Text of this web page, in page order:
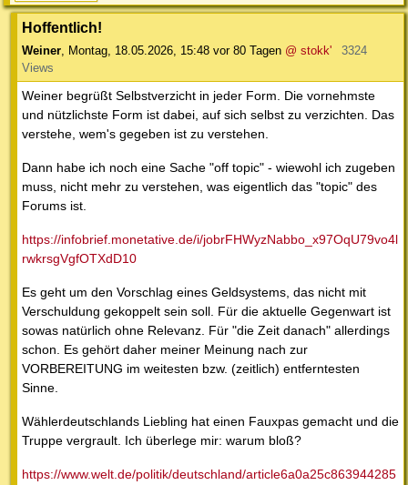
Hoffentlich!
Weiner, Montag, 18.05.2026, 15:48 vor 80 Tagen @ stokk'
3324
Views
Weiner begrüßt Selbstverzicht in jeder Form. Die vornehmste
und nützlichste Form ist dabei, auf sich selbst zu verzichten. Das
verstehe, wem's gegeben ist zu verstehen.
Dann habe ich noch eine Sache "off topic" - wiewohl ich zugeben
muss, nicht mehr zu verstehen, was eigentlich das "topic" des
Forums ist.
https://infobrief.monetative.de/i/jobrFHWyzNabbo_x97OqU79vo4l
rwkrsgVgfOTXdD10
Es geht um den Vorschlag eines Geldsystems, das nicht mit
Verschuldung gekoppelt sein soll. Für die aktuelle Gegenwart ist
sowas natürlich ohne Relevanz. Für "die Zeit danach" allerdings
schon. Es gehört daher meiner Meinung nach zur
VORBEREITUNG im weitesten bzw. (zeitlich) entferntesten
Sinne.
Wählerdeutschlands Liebling hat einen Fauxpas gemacht und die
Truppe vergrault. Ich überlege mir: warum bloß?
https://www.welt.de/politik/deutschland/article6a0a25c863944285